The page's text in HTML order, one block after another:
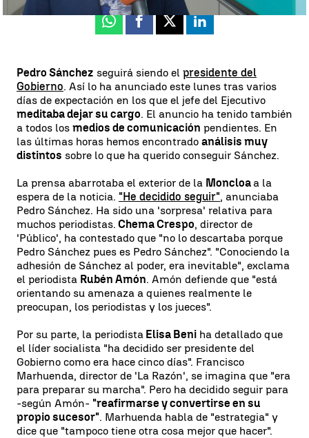
Whatsapp
Facebook
X Linkedin
Pedro Sánchez seguirá siendo el presidente del
Gobierno. Así lo ha anunciado este lunes tras varios
días de expectación en los que el jefe del Ejecutivo
meditaba dejar su cargo. El anuncio ha tenido también
a todos los medios de comunicación pendientes. En
las últimas horas hemos encontrado análisis muy
distintos sobre lo que ha querido conseguir Sánchez.
La prensa abarrotaba el exterior de la Moncloa a la
espera de la noticia. "He decidido seguir", anunciaba
Pedro Sánchez. Ha sido una 'sorpresa' relativa para
muchos periodistas. Chema Crespo, director de
'Público', ha contestado que "no lo descartaba porque
Pedro Sánchez pues es Pedro Sánchez". "Conociendo la
adhesión de Sánchez al poder, era inevitable", exclama
el periodista Rubén Amón. Amón defiende que "está
orientando su amenaza a quienes realmente le
preocupan, los periodistas y los jueces".
Por su parte, la periodista Elisa Beni ha detallado que
el líder socialista "ha decidido ser presidente del
Gobierno como era hace cinco días". Francisco
Marhuenda, director de 'La Razón', se imagina que "era
para preparar su marcha". Pero ha decidido seguir para
-según Amón- "reafirmarse y convertirse en su
propio sucesor". Marhuenda habla de "estrategia" y
dice que "tampoco tiene otra cosa mejor que hacer".